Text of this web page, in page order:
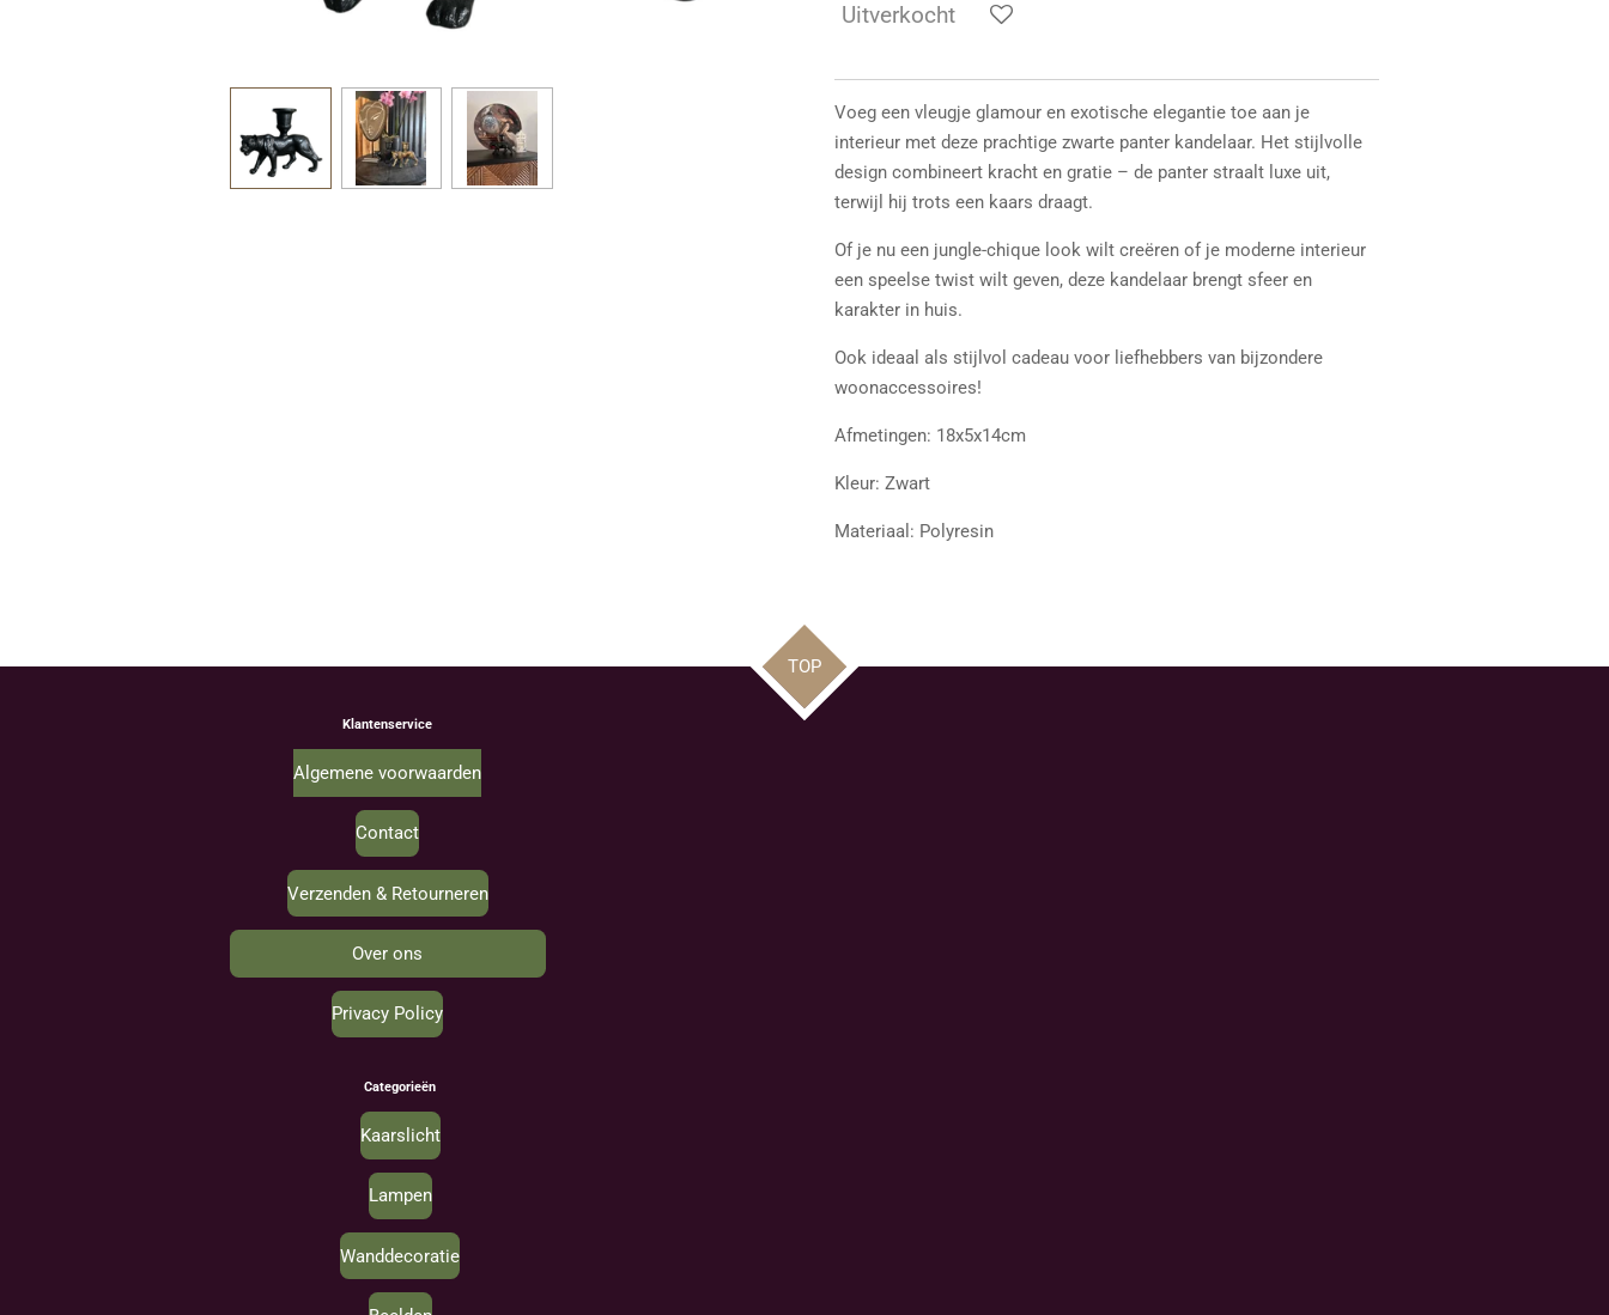
Uitverkocht
Voeg een vleugje glamour en exotische elegantie toe aan je
interieur met deze prachtige zwarte panter kandelaar. Het stijlvolle
design combineert kracht en gratie – de panter straalt luxe uit,
terwijl hij trots een kaars draagt.
Of je nu een jungle-chique look wilt creëren of je moderne interieur
een speelse twist wilt geven, deze kandelaar brengt sfeer en
karakter in huis.
Ook ideaal als stijlvol cadeau voor liefhebbers van bijzondere
woonaccessoires!
Afmetingen: 18x5x14cm
Kleur: Zwart
Materiaal: Polyresin
TOP
Klantenservice
Algemene voorwaarden
Contact
Verzenden & Retourneren
Over ons
Privacy Policy
Categorieën
Kaarslicht
Lampen
Wanddecoratie